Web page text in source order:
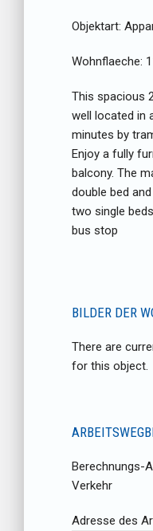
Objektart:
Wohnflaeche:
This spacious
well located in
minutes by
Enjoy a fully
balcony. The
double bed
two single
bus stop
BILDER DER
There are
for this object.
Berechnungs-
Verkehr
Adresse des